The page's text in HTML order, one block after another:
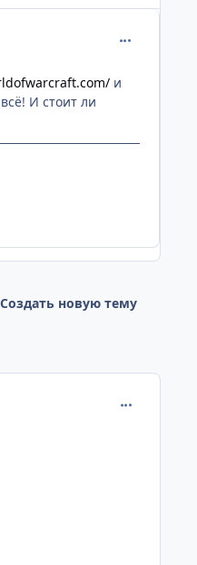
и
И стоит ли
Создать новую тему